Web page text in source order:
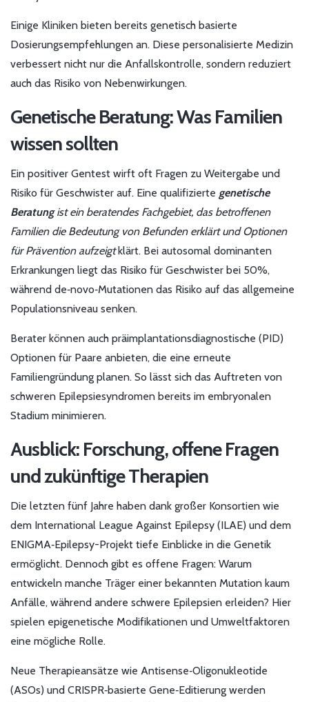
Einige Kliniken bieten bereits genetisch basierte
Dosierungsempfehlungen an. Diese personalisierte Medizin
verbessert nicht nur die Anfallskontrolle, sondern reduziert
auch das Risiko von Nebenwirkungen.
Genetische Beratung: Was Familien
wissen sollten
Ein positiver Gentest wirft oft Fragen zu Weitergabe und
Risiko für Geschwister auf. Eine qualifizierte genetische
Beratungist ein beratendes Fachgebiet, das betroffenen
Familien die Bedeutung von Befunden erklärt und Optionen
für Prävention aufzeigtklärt. Bei autosomal dominanten
Erkrankungen liegt das Risiko für Geschwister bei 50%,
während de‑novo‑Mutationen das Risiko auf das allgemeine
Populationsniveau senken.
Berater können auch präimplantationsdiagnostische (PID)
Optionen für Paare anbieten, die eine erneute
Familiengründung planen. So lässt sich das Auftreten von
schweren Epilepsiesyndromen bereits im embryonalen
Stadium minimieren.
Ausblick: Forschung, offene Fragen
und zukünftige Therapien
Die letzten fünf Jahre haben dank großer Konsortien wie
dem International League Against Epilepsy (ILAE) und dem
ENIGMA‑Epilepsy-Projekt tiefe Einblicke in die Genetik
ermöglicht. Dennoch gibt es offene Fragen: Warum
entwickeln manche Träger einer bekannten Mutation kaum
Anfälle, während andere schwere Epilepsien erleiden? Hier
spielen epigenetische Modifikationen und Umweltfaktoren
eine mögliche Rolle.
Neue Therapieansätze wie Antisense‑Oligonukleotide
(ASOs) und CRISPR‑basierte Gene‑Editierung werden